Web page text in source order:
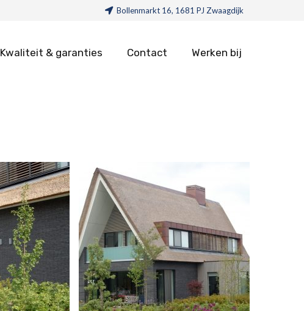
Bollenmarkt 16, 1681 PJ Zwaagdijk
Kwaliteit & garanties Contact Werken bij